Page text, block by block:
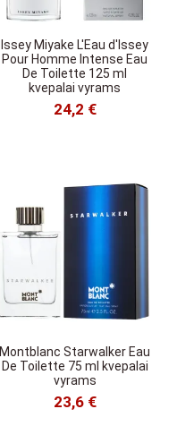
Issey Miyake L'Eau d'Issey
Pour Homme Intense Eau
De Toilette 125 ml
kvepalai vyrams
24,2 €
Montblanc Starwalker Eau
De Toilette 75 ml kvepalai
vyrams
23,6 €